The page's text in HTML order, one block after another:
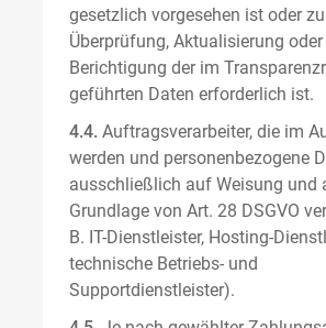
gesetzlich vorgesehen ist oder
Überprüfung, Aktualisierung oder
Berichtigung der im
geführten Daten erforderlich ist.
4.4. Auftragsverarbeiter, die im
werden und personenbezogene
ausschließlich auf Weisung und
Grundlage von Art. 28 DSGVO
B. IT-Dienstleister, Hosting-
technische Betriebs- und
Supportdienstleister).